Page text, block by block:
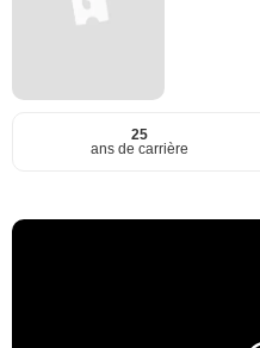
25
ans de carrière